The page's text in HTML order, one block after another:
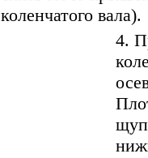
коленчатого вала).
4.